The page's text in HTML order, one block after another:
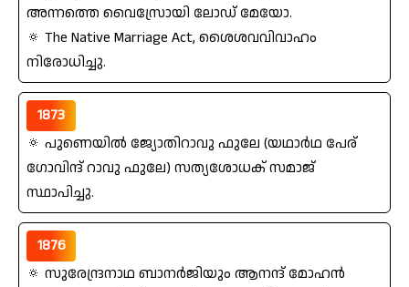
അന്നത്തെ വൈസ്രോയി ലോഡ്‌ മേയോ.
🔅 The Native Marriage Act, ശൈശവവിവാഹം
നിരോധിച്ചു.
1873
🔅 പുണെയില്‍ ജ്യോതിറാവു ഫുലേ (യഥാര്‍ഥ പേര്‌
ഗോവിന്ദ്‌ റാവു ഫുലേ) സത്യശോധക്‌ സമാജ്‌
സ്ഥാപിച്ചു.
1876
🔅 സുരേന്ദ്രനാഥ ബാനര്‍ജിയും ആനന്ദ്‌ മോഹന്‍